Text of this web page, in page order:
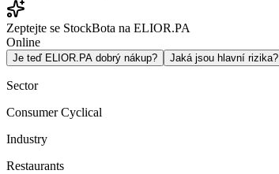
Zeptejte se StockBota na ELIOR.PA
Online
Je teď ELIOR.PA dobrý nákup? Jaká jsou hlavní rizika?
Sector
Consumer Cyclical
Industry
Restaurants